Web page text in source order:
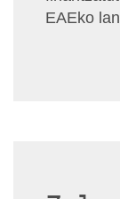
EAEko